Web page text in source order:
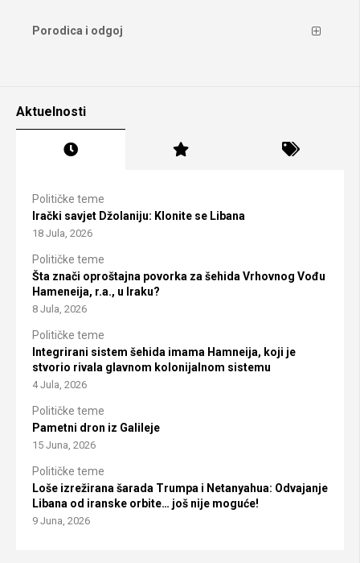
Porodica i odgoj
Aktuelnosti
Političke teme
Irački savjet Džolaniju: Klonite se Libana
18 Jula, 2026
Političke teme
Šta znači oproštajna povorka za šehida Vrhovnog Vođu
Hameneija, r.a., u Iraku?
8 Jula, 2026
Političke teme
Integrirani sistem šehida imama Hamneija, koji je
stvorio rivala glavnom kolonijalnom sistemu
4 Jula, 2026
Političke teme
Pametni dron iz Galileje
15 Juna, 2026
Političke teme
Loše izrežirana šarada Trumpa i Netanyahua: Odvajanje
Libana od iranske orbite… još nije moguće!
9 Juna, 2026